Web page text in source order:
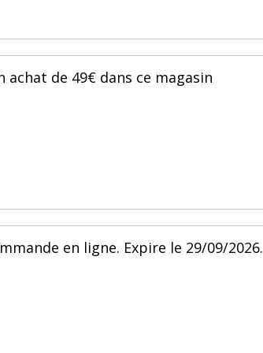
de 49€ dans ce magasin
en ligne. Expire le 29/09/2026.